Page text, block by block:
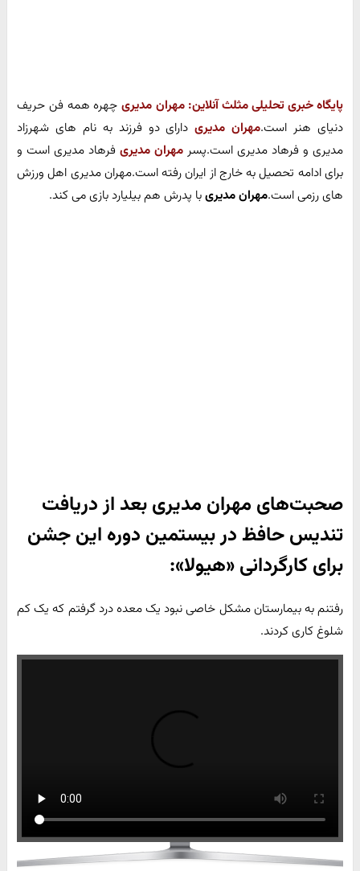
پایگاه خبری تحلیلی مثلث آنلاین: مهران مدیریچهره همه فن حریف
دنیای هنر است.مهران مدیریدارای دو فرزند به نام های شهرزاد
مدیری و فرهاد مدیری است.پسر مهران مدیری فرهاد مدیری است و
برای ادامه تحصیل به خارج از ایران رفته است.مهران مدیری اهل ورزش
های رزمی است.مهران مدیریبا پدرش هم بیلیارد بازی می کند.
صحبت‌های مهران مدیری بعد از دریافت
تندیس حافظ در بیستمین دوره این جشن
برای کارگردانی «هیولا»:
رفتنم به بیمارستان مشکل خاصی نبود یک معده درد گرفتم که یک کم
شلوغ کاری کردند.